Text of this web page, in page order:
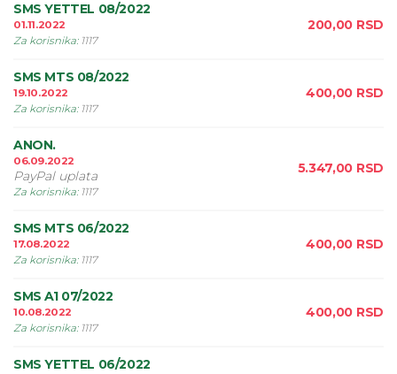
SMS YETTEL 08/2022
01.11.2022
Za korisnika: 1117
200,00 RSD
SMS MTS 08/2022
19.10.2022
Za korisnika: 1117
400,00 RSD
ANON.
06.09.2022
PayPal uplata
Za korisnika: 1117
5.347,00 RSD
SMS MTS 06/2022
17.08.2022
Za korisnika: 1117
400,00 RSD
SMS A1 07/2022
10.08.2022
Za korisnika: 1117
400,00 RSD
SMS YETTEL 06/2022